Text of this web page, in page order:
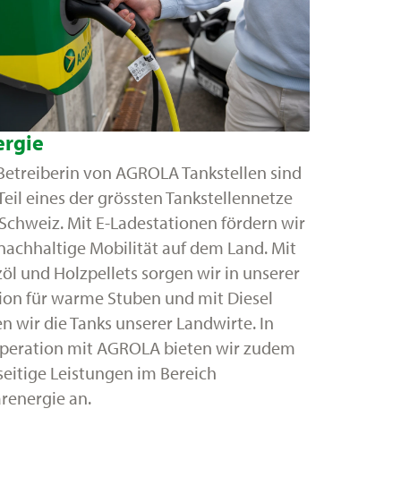
von AGROLA Tankstellen sind
eines der grössten Tankstellennetze
Mit E-Ladestationen fördern wir
Mobilität auf dem Land. Mit
und Holzpellets sorgen wir in unserer
für warme Stuben und mit Diesel
wir die Tanks unserer Landwirte. In
mit AGROLA bieten wir zudem
Leistungen im Bereich
an.